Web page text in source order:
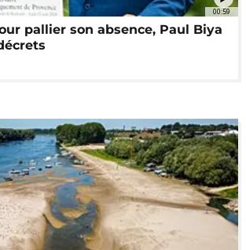
00:59
pallier son absence, Paul Biya